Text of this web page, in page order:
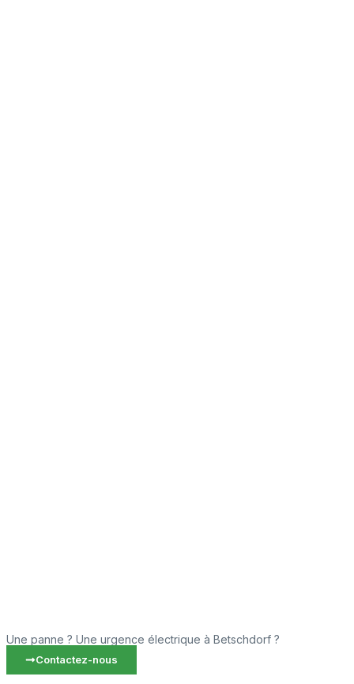
Une panne ? Une urgence électrique à Betschdorf ?
Contactez-nous